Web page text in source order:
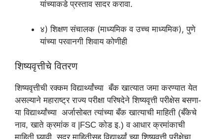
यांच्याकडे प्रस्ताव सादर करावा.
४) शिक्षण संचालक (माध्यमिक व उच्च माध्यमिक), पुणे
यांच्या परवानगी शिवाय कोणीही
शिष्यवृत्तीचे वितरण
शिष्यवृत्तीची रक्कम विद्यार्थ्‍यांच्‍या बँक खात्यात जमा करण्यात येत
असल्याने महाराष्ट्र राज्य परीक्षा परिषदेने शिष्यवृत्ती परीक्षेस बसणा-
या विद्यार्थ्‍यांच्‍या अर्जासोबत त्यांच्या बँक खात्याची माहिती (बँकेचे
नाव, खाते क्रमांक व |FSC कोड इ.) व आधार क्रमांकाची